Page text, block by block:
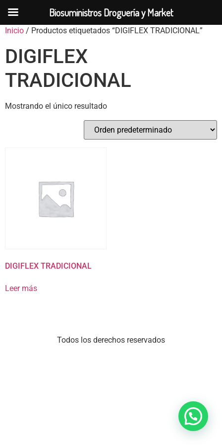
Inicio / Productos etiquetados “DIGIFLEX TRADICIONAL”
DIGIFLEX
TRADICIONAL
Mostrando el único resultado
DIGIFLEX TRADICIONAL
Leer más
Todos los derechos reservados
Biosuministros Droguería y Market